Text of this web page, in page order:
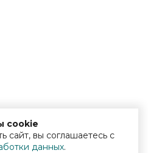
cookie
сайт, вы соглашаетесь с
данных.